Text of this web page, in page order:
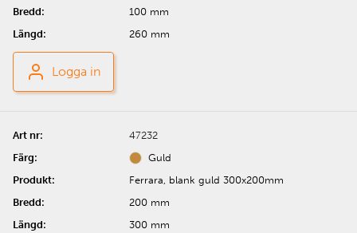
100 mm
260 mm
Logga in
47232
Guld
Ferrara, blank guld 300x200mm
200 mm
300 mm